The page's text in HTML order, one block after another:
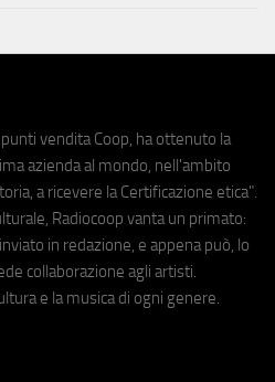
vendita Coop, ha ottenuto la
azienda al mondo, nell'ambito
a ricevere la Certificazione etica".
Radiocoop vanta un primato:
in redazione, e appena può, lo
collaborazione agli artisti.
e la musica di ogni genere.